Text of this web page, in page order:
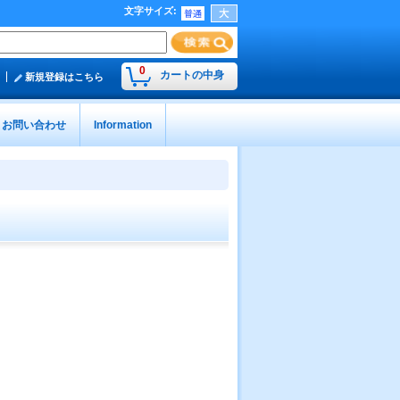
文字サイズ:
0 カートの中身
新規登録はこちら
お問い合わせ Information